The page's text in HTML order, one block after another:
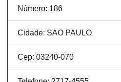
Número: 186
Cidade: SAO PAULO
Cep: 03240-070